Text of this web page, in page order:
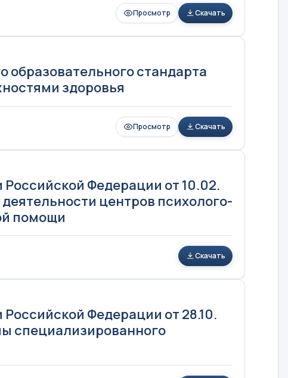
Просмотр Скачать
образовательного стандарта
здоровья
Просмотр Скачать
Федерации от 10.02.
центров психолого-
помощи
Скачать
Федерации от 28.10.
специализированного